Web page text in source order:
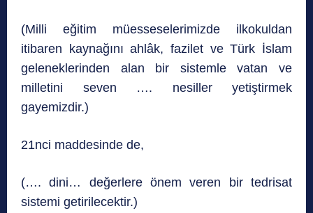
(Milli eğitim müesseselerimizde ilkokuldan
itibaren kaynağını ahlâk, fazilet ve Türk İslam
geleneklerinden alan bir sistemle vatan ve
milletini seven …. nesiller yetiştirmek
gayemizdir.)
21nci maddesinde de,
(…. dini… değerlere önem veren bir tedrisat
sistemi getirilecektir.)